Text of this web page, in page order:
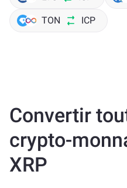
TON ICP
Convertir
crypto-
XRP